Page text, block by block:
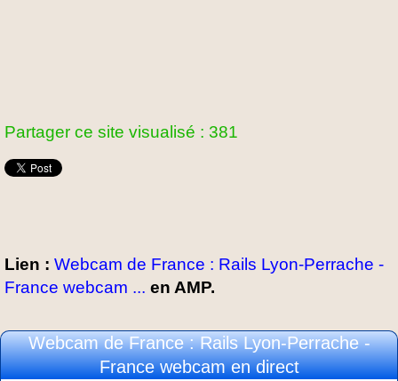
Partager ce site visualisé : 381
Lien : Webcam de France : Rails Lyon-Perrache -
France webcam ... en AMP.
Webcam de France : Rails Lyon-Perrache -
France webcam en direct